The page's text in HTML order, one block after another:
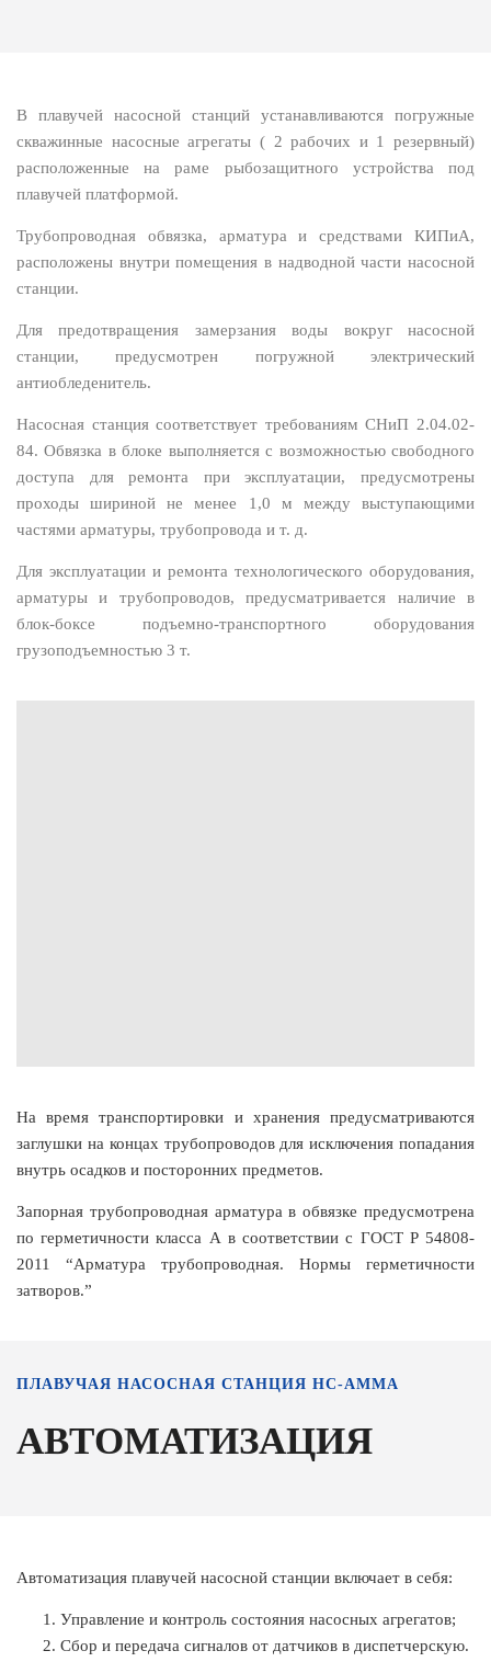
В плавучей насосной станций устанавливаются погружные
скважинные насосные агрегаты ( 2 рабочих и 1 резервный)
расположенные на раме рыбозащитного устройства под
плавучей платформой.
Трубопроводная обвязка, арматура и средствами КИПиА,
расположены внутри помещения в надводной части насосной
станции.
Для предотвращения замерзания воды вокруг насосной
станции, предусмотрен погружной электрический
антиобледенитель.
Насосная станция соответствует требованиям СНиП 2.04.02-
84. Обвязка в блоке выполняется с возможностью свободного
доступа для ремонта при эксплуатации, предусмотрены
проходы шириной не менее 1,0 м между выступающими
частями арматуры, трубопровода и т. д.
Для эксплуатации и ремонта технологического оборудования,
арматуры и трубопроводов, предусматривается наличие в
блок-боксе подъемно-транспортного оборудования
грузоподъемностью 3 т.
На время транспортировки и хранения предусматриваются
заглушки на концах трубопроводов для исключения попадания
внутрь осадков и посторонних предметов.
Запорная трубопроводная арматура в обвязке предусмотрена
по герметичности класса А в соответствии с ГОСТ Р 54808-
2011 “Арматура трубопроводная. Нормы герметичности
затворов.”
ПЛАВУЧАЯ НАСОСНАЯ СТАНЦИЯ НС-АММА
АВТОМАТИЗАЦИЯ
Автоматизация плавучей насосной станции включает в себя:
Управление и контроль состояния насосных агрегатов;
Сбор и передача сигналов от датчиков в диспетчерскую.